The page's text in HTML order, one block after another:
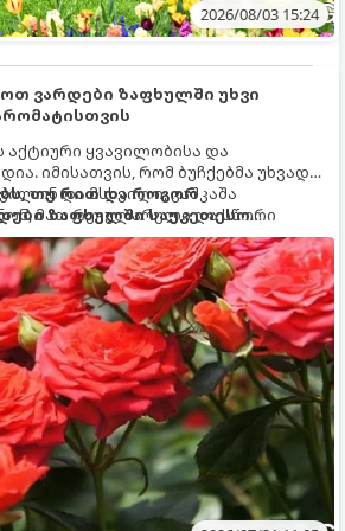
2026/08/03 15:24
ვარდები ზაფხულში უხვი
ყვავილობისა და
იმისათვის, რომ ბუჩქებმა უხვად,
და მსხვილი, კაშკაშა
მათ რეგულარული და სწორი
ზაფხულის პერიოდში მცენარის
ამიტომ მნიშვნელოვანია
გამოიყენება ამ დროს.
თუ რით და როგორ
ზაფხულში საუკეთესო